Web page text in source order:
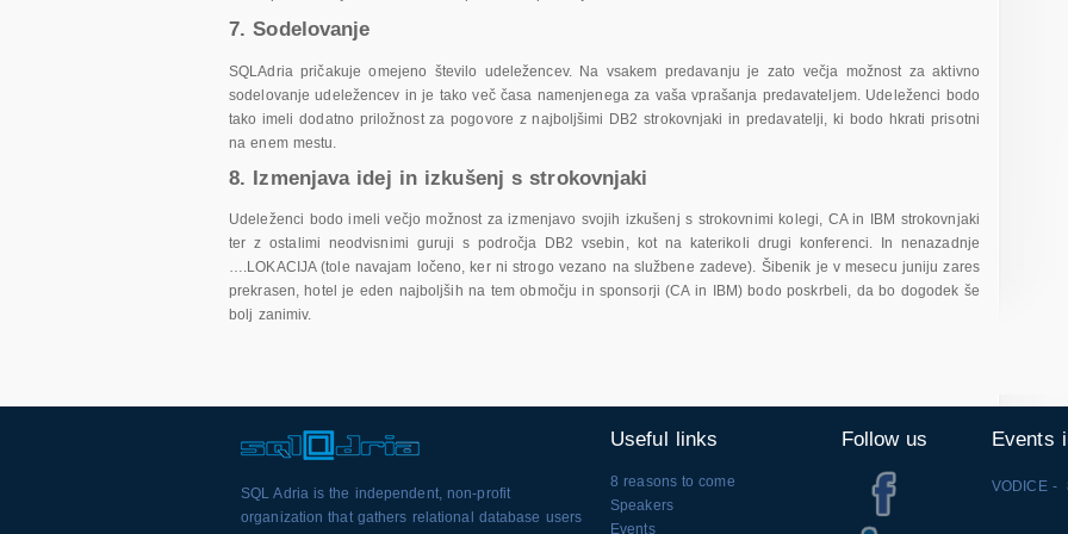
7. Sodelovanje
SQLAdria pričakuje omejeno število udeležencev. Na vsakem predavanju je zato večja možnost za aktivno
sodelovanje udeležencev in je tako več časa namenjenega za vaša vprašanja predavateljem. Udeleženci bodo
tako imeli dodatno priložnost za pogovore z najboljšimi DB2 strokovnjaki in predavatelji, ki bodo hkrati prisotni
na enem mestu.
8. Izmenjava idej in izkušenj s strokovnjaki
Udeleženci bodo imeli večjo možnost za izmenjavo svojih izkušenj s strokovnimi kolegi, CA in IBM strokovnjaki
ter z ostalimi neodvisnimi guruji s področja DB2 vsebin, kot na katerikoli drugi konferenci. In nenazadnje
….LOKACIJA (tole navajam ločeno, ker ni strogo vezano na službene zadeve). Šibenik je v mesecu juniju zares
prekrasen, hotel je eden najboljših na tem območju in sponsorji (CA in IBM) bodo poskrbeli, da bo dogodek še
bolj zanimiv.
SQL Adria is the independent, non-profit
organization that gathers relational database users
Useful links
8 reasons to come
Speakers
Events
Follow us Events
VODICE -